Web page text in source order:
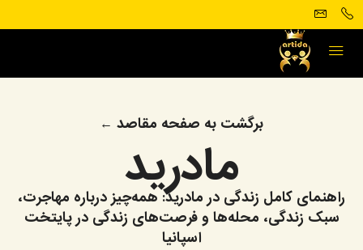
برگشت به صفحه مقاصد ←
مادرید
راهنمای کامل زندگی در مادرید: همه‌چیز درباره مهاجرت،
سبک زندگی، محله‌ها و فرصت‌های زندگی در پایتخت
اسپانیا